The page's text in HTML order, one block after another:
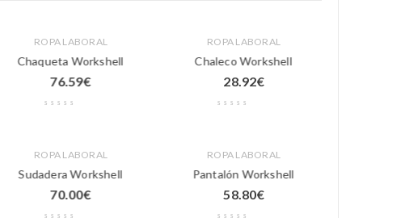
ROPA LABORAL
Chaqueta Workshell
76.59€
ROPA LABORAL
Sudadera Workshell
70.00€
ROPA LABORAL
Chaleco Workshell
28.92€
ROPA LABORAL
Pantalón Workshell
58.80€